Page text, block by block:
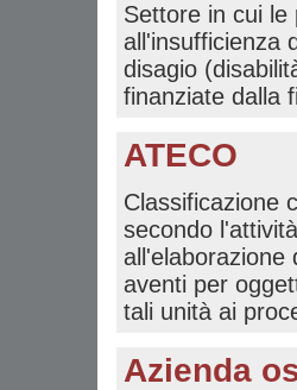
Settore in cui le
all'insufficienza
disagio
finanziate dalla
ATECO
Classificazione
secondo
all'elaborazione
aventi per
tali unità ai
Azienda